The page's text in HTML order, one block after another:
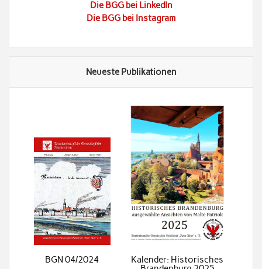
Die BGG bei LinkedIn
Die BGG bei Instagram
Neueste Publikationen
BGN 04/2024
Kalender: Historisches